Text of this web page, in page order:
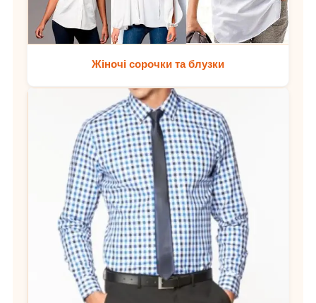
Жіночі сорочки та блузки